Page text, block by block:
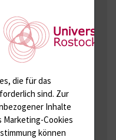
- 494 8448
die für das
sind. Zur
Inhalte
Marketing-Cookies
können